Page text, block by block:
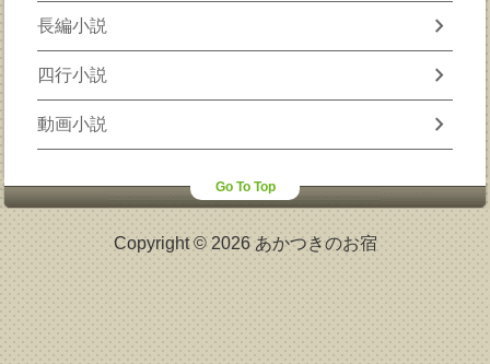
長編小説 chevron_right
四行小説 chevron_right
動画小説 chevron_right
Go To Top
Copyright © 2026 あかつきのお宿